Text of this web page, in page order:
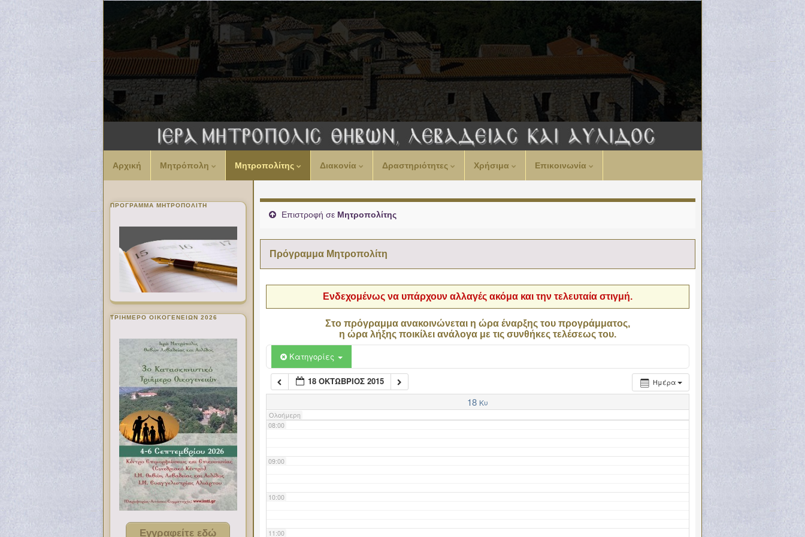
Αρχική Μητρόπολη Μητροπολίτης Διακονία Δραστηριότητες Χρήσιμα Επικοινωνία
Επιστροφή σε Μητροπολίτης
Πρόγραμμα Μητροπολίτη
Ενδεχομένως να υπάρχουν αλλαγές ακόμα και την τελευταία στιγμή.
Στο πρόγραμμα ανακοινώνεται η ώρα έναρξης του προγράμματος,
η ώρα λήξης ποικίλει ανάλογα με τις συνθήκες τελέσεως του.
Κατηγορίες
Ημέρα
18 ΟΚΤΏΒΡΙΟΣ 2015
18 Κυ
Ολοήμερη
00:00
02:00
06:00
07:00
08:00
09:00
10:00
11:00
ΠΡΌΓΡΑΜΜΑ ΜΗΤΡΟΠΟΛΊΤΗ
ΤΡΙΗΜΕΡΟ ΟΙΚΟΓΕΝΕΙΩΝ 2026
Εγγραφείτε εδώ